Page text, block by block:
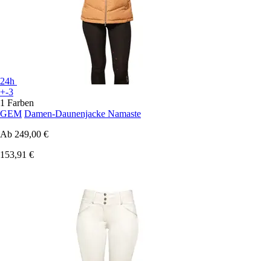
24h
+-3
1 Farben
GEM Damen-Daunenjacke Namaste
Ab 249,00 €
153,91 €